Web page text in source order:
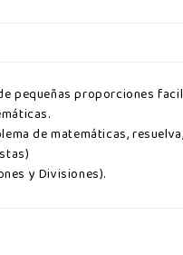
pequeñas proporciones
de matemáticas,
y Divisiones).